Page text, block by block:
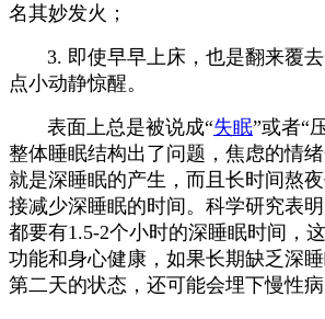
名其妙发火；
3. 即使早早上床，也是翻来覆去
点小动静惊醒。
表面上总是被说成“失眠”或者“
整体睡眠结构出了问题，焦虑的情
就是深睡眠的产生，而且长时间熬
接减少深睡眠的时间。科学研究表
都要有1.5-2个小时的深睡眠时间，
功能和身心健康，如果长期缺乏深
第二天的状态，还可能会埋下慢性病